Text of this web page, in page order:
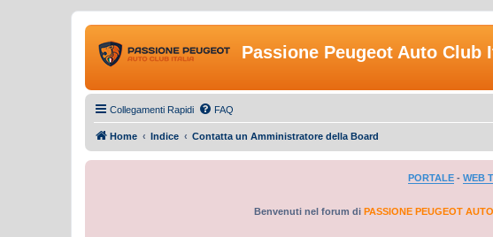
Passione Peugeot Auto Club
Collegamenti Rapidi FAQ
Home Indice Contatta un Amministratore della Board
PORTALE - WEB
Benvenuti nel forum di PASSIONE PEUGEOT